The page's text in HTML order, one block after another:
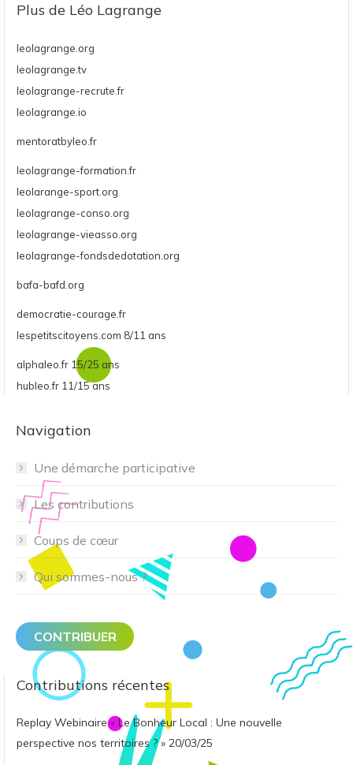
Facebook
dans
une
nouvelle
fenêtre
X
dans
une
nouvelle
fenêtre
LinkedIn
dans
une
nouvelle
fenêtre
Instagram
nouvelle
Plus de Léo Lagrange
leolagrange.org
leolagrange.tv
leolagrange-recrute.fr
leolagrange.io
mentoratbyleo.fr
leolagrange-formation.fr
leolarange-sport.org
leolagrange-conso.org
leolagrange-vieasso.org
leolagrange-fondsdedotation.org
bafa-bafd.org
democratie-courage.fr
lespetitscitoyens.com 8/11 ans
alphaleo.fr 15/25 ans
hubleo.fr 11/15 ans
Navigation
Une démarche participative
Les contributions
Coups de cœur
Qui sommes-nous ?
CONTRIBUER
Contributions récentes
Replay Webinaire « Le Bonheur Local : Une nouvelle
perspective nos territoires ? » 20/03/25